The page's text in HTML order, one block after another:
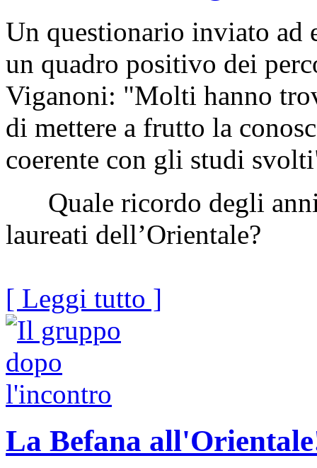
Un questionario inviato ad
un quadro positivo dei
Viganoni: "Molti hanno
di mettere a frutto la
coerente con gli studi
Quale ricordo degli anni
laureati dell’Orientale?
[ Leggi tutto ]
La Befana